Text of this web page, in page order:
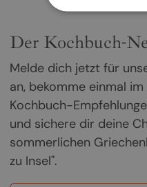
Der Kochbuch-
Melde dich jetzt für
an, bekomme einmal
Kochbuch-
und sichere dir deine
sommerlichen
zu Insel".